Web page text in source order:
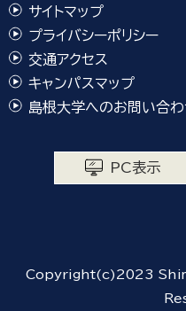
サイトマップ
プライバシーポリシー
交通アクセス
キャンパスマップ
島根大学へのお問い合わ
PC表示
Copyright(c)2023